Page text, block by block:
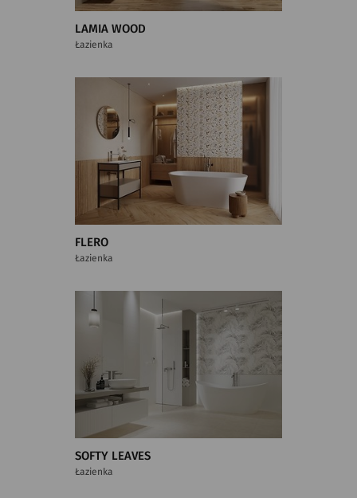
LAMIA WOOD
Łazienka
FLERO
Łazienka
SOFTY LEAVES
Łazienka